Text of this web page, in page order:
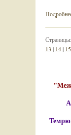
Страницы:
13 | 14| 15